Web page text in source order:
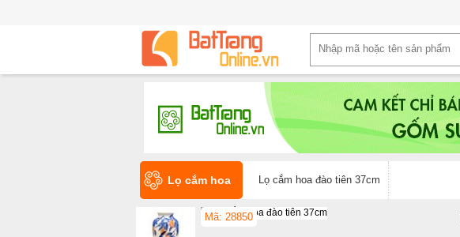
Lọ cắm hoa Lọ cắm hoa đào tiên 37cm
Mã: 28850